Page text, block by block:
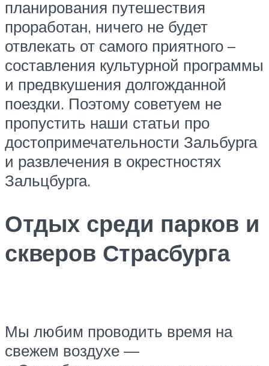
планирования путешествия
проработан, ничего не будет
отвлекать от самого приятного –
составления культурной программы
и предвкушения долгожданной
поездки. Поэтому советуем не
пропустить наши статьи про
достопримечательности Зальбурга
и развлечения в окрестностях
Зальцбурга.
Отдых среди парков и
скверов Страсбурга
Мы любим проводить время на
свежем воздухе —